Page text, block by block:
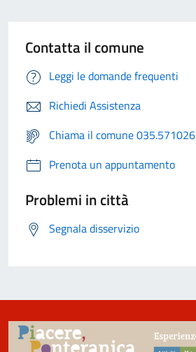
Contatta il comune
Leggi le domande frequenti
Richiedi Assistenza
Chiama il comune 035.571026
Prenota un appuntamento
Problemi in città
Segnala disservizio